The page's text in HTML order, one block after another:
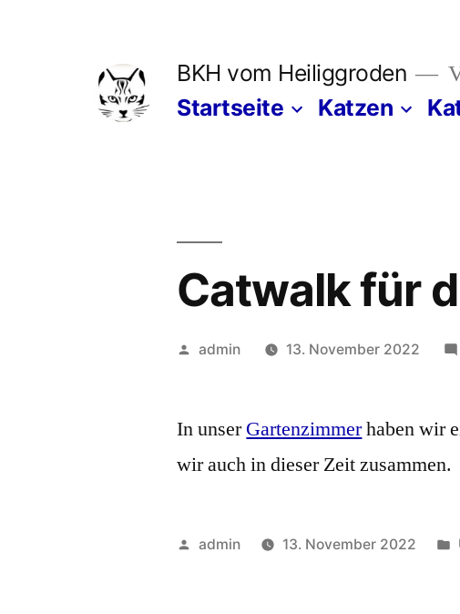
BKH vom Heiliggroden
Startseite Katzen
Catwalk für
Veröffentlicht
admin 13. November 2022
In unserGartenzimmerhaben wir
wir auch in dieser Zeit zusammen.
Veröffentlicht
admin 13. November 2022